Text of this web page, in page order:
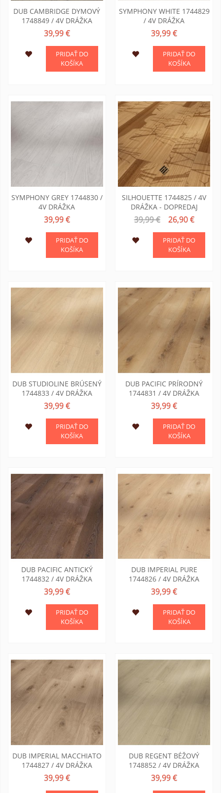
DUB CAMBRIDGE DYMOVÝ
1748849 / 4V DRÁŽKA
39,99 €
PRIDAŤ DO
KOŠÍKA
SYMPHONY WHITE 1744829
/ 4V DRÁŽKA
39,99 €
PRIDAŤ DO
KOŠÍKA
SYMPHONY GREY 1744830 /
4V DRÁŽKA
39,99 €
PRIDAŤ DO
KOŠÍKA
SILHOUETTE 1744825 / 4V
DRÁŽKA - DOPREDAJ
39,99 € 26,90 €
PRIDAŤ DO
KOŠÍKA
DUB STUDIOLINE BRÚSENÝ
1744833 / 4V DRÁŽKA
39,99 €
PRIDAŤ DO
KOŠÍKA
DUB PACIFIC PRÍRODNÝ
1744831 / 4V DRÁŽKA
39,99 €
PRIDAŤ DO
KOŠÍKA
DUB PACIFIC ANTICKÝ
1744832 / 4V DRÁŽKA
39,99 €
PRIDAŤ DO
KOŠÍKA
DUB IMPERIAL PURE
1744826 / 4V DRÁŽKA
39,99 €
PRIDAŤ DO
KOŠÍKA
DUB IMPERIAL MACCHIATO
1744827 / 4V DRÁŽKA
39,99 €
DUB REGENT BÉŽOVÝ
1748852 / 4V DRÁŽKA
39,99 €